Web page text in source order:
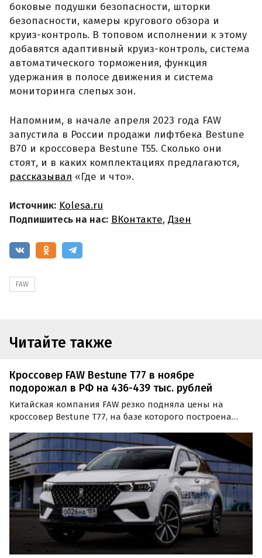
боковые подушки безопасности, шторки
безопасности, камеры кругового обзора и
круиз-контроль. В топовом исполнении к этому
добавятся адаптивный круиз-контроль, система
автоматического торможения, функция
удержания в полосе движения и система
мониторинга слепых зон.
Напомним, в начале апреля 2023 года FAW
запустила в России продажи лифтбека Bestune
В70 и кроссовера Bestune Т55. Сколько они
стоят, и в каких комплектациях предлагаются,
рассказывал «Где и что».
Источник: Kolesa.ru
Подпишитесь на нас: ВКонтакте, Дзен
FAW
Читайте также
Кроссовер FAW Bestune T77 в ноябре
подорожал в РФ на 436-439 тыс. рублей
Китайская компания FAW резко подняла цены на
кроссовер Bestune T77, на базе которого построена
Санкт-Петербурге.